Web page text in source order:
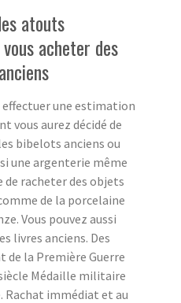
atouts
acheter des
une estimation
vous aurez décidé de
bibelots anciens ou
une argenterie même
de racheter des objets
de la porcelaine
Vous pouvez aussi
livres anciens. Des
de la Première Guerre
Médaille militaire
Rachat immédiat et au